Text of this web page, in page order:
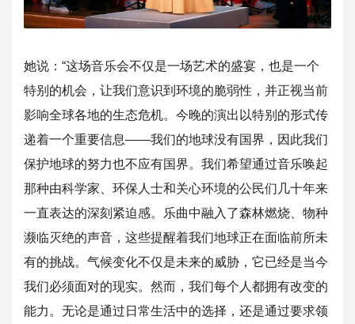
她说：“这场音乐会不仅是一场艺术的盛宴，也是一个
特别的机会， 让我们意识到环境的脆弱性，并正视当前
影响全球各地的生态危机。 今晚的演出以特别的形式传
递着一个重要信息——我们的地球没有国界，因此我们
保护地球的努力也不应有国界。我们希望通过音乐唤起
那种由科学家、环保人士和关心环境的公民们几十年来
一直表达的深刻紧迫感。乐曲中融入了森林燃烧、物种
濒临灭绝的声音，这些提醒着我们地球正在面临前所未
有的挑战。气候变化不仅是未来的威胁， 它已经是当今
我们必须面对的现实。然而， 我们每个人都拥有改变的
能力。无论是通过日常生活中的选择，还是通过要求领